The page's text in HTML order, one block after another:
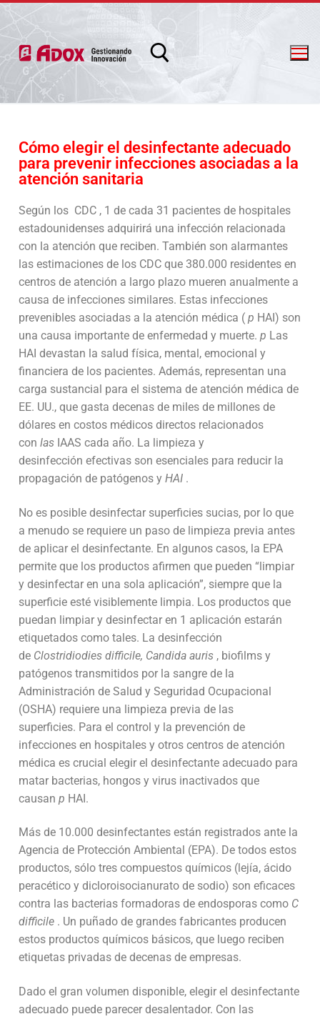
info@adox.com.ar whatsapp: 54 9 11 6230 2470
PRODUCTOS Y SERVICIOS
INSUMOS
Higiene de manos y piel
Desinfección
Detergentes
Control de Biofilm
EQUIPAMIENTOS
Equipos para Control de infecciones
Máquinas de anestesia y Bombas de infusión
SISTEMAS
Accesibilidad, alerta, control, medición y
monitoreo
Software
SERVICIOS
Servicio técnico
Alquiler de máquinas de anestesia
DESARROLLOS
NOVEDADES
Videos
Videos institucionales
Videos de productos
Webinars
Tutoriales
Noticias de interés
Compromiso Social
Prensa
QUIENES SOMOS
Quiénes Somos
Responsabilidad Social Empresaria
Premios
CONTACTO
Contact us
Cómo elegir el desinfectante adecuado
para prevenir infecciones asociadas a la
atención sanitaria
Según los CDC , 1 de cada 31 pacientes de hospitales
estadounidenses adquirirá una infección relacionada
con la atención que reciben. También son alarmantes
las estimaciones de los CDC que 380.000 residentes en
centros de atención a largo plazo mueren anualmente a
causa de infecciones similares. Estas infecciones
prevenibles asociadas a la atención médica ( p HAI) son
una causa importante de enfermedad y muerte. p Las
HAI devastan la salud física, mental, emocional y
financiera de los pacientes. Además, representan una
carga sustancial para el sistema de atención médica de
EE. UU., que gasta decenas de miles de millones de
dólares en costos médicos directos relacionados
con las IAAS cada año. La limpieza y
desinfección efectivas son esenciales para reducir la
propagación de patógenos y HAI .
No es posible desinfectar superficies sucias, por lo que
a menudo se requiere un paso de limpieza previa antes
de aplicar el desinfectante. En algunos casos, la EPA
permite que los productos afirmen que pueden “limpiar
y desinfectar en una sola aplicación”, siempre que la
superficie esté visiblemente limpia. Los productos que
puedan limpiar y desinfectar en 1 aplicación estarán
etiquetados como tales. La desinfección
de Clostridiodies difficile, Candida auris , biofilms y
patógenos transmitidos por la sangre de la
Administración de Salud y Seguridad Ocupacional
(OSHA) requiere una limpieza previa de las
superficies. Para el control y la prevención de
infecciones en hospitales y otros centros de atención
médica es crucial elegir el desinfectante adecuado para
matar bacterias, hongos y virus inactivados que
causan p HAI.
Más de 10.000 desinfectantes están registrados ante la
Agencia de Protección Ambiental (EPA). De todos estos
productos, sólo tres compuestos químicos (lejía, ácido
peracético y dicloroisocianurato de sodio) son eficaces
contra las bacterias formadoras de endosporas como C
difficile . Un puñado de grandes fabricantes producen
estos productos químicos básicos, que luego reciben
etiquetas privadas de decenas de empresas.
Dado el gran volumen disponible, elegir el desinfectante
adecuado puede parecer desalentador. Con las